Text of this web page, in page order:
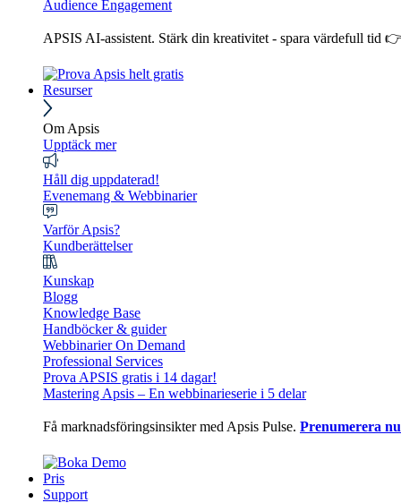
Audience Engagement
APSIS AI-assistent. Stärk din kreativitet - spara värdefull tid
Resurser
Om Apsis
Upptäck mer
Håll dig uppdaterad!
Evenemang & Webbinarier
Varför Apsis?
Kundberättelser
Kunskap
Blogg
Knowledge Base
Handböcker & guider
Webbinarier On Demand
Professional Services
Prova APSIS gratis i 14 dagar!
Mastering Apsis – En webbinarieserie i 5 delar
Få marknadsföringsinsikter med Apsis Pulse. Prenumerera
Pris
Support